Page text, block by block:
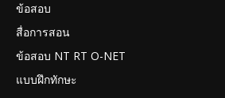
ข้อสอบ
สื่อการสอน
ข้อสอบ NT RT O-NET
แบบฝึกทักษะ